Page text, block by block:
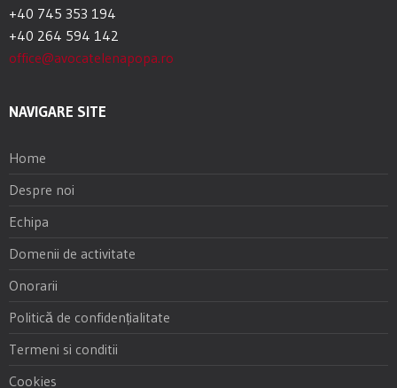
+40 745 353 194
+40 264 594 142
office@avocatelenapopa.ro
NAVIGARE SITE
Home
Despre noi
Echipa
Domenii de activitate
Onorarii
Politică de confidențialitate
Termeni si conditii
Cookies